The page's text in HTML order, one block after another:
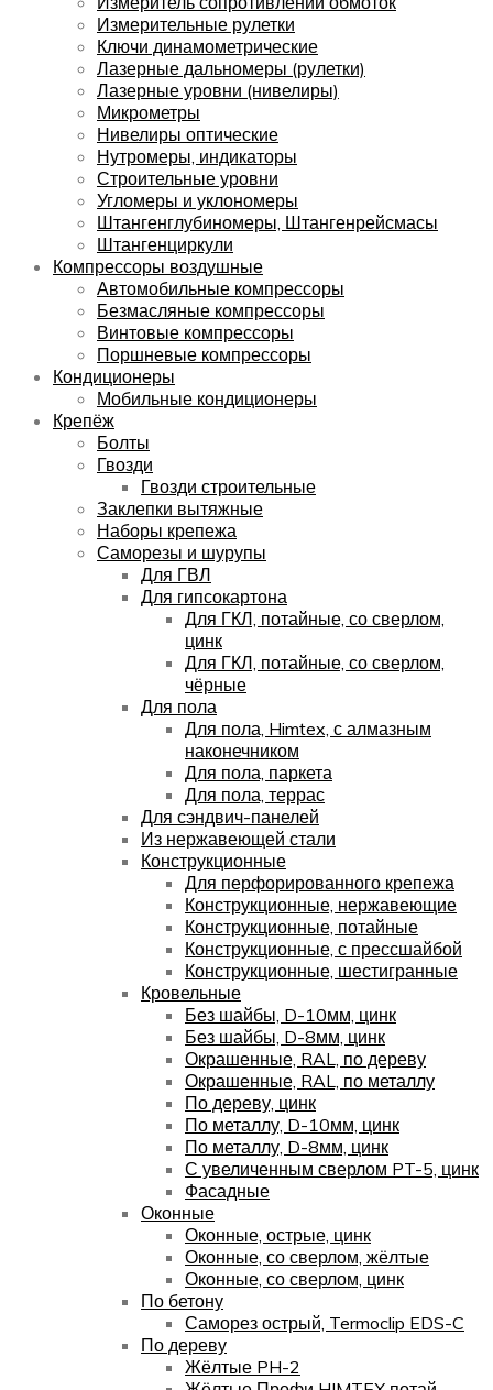
Измерительные рулетки
Ключи динамометрические
Лазерные дальномеры (рулетки)
Лазерные уровни (нивелиры)
Микрометры
Нивелиры оптические
Нутромеры, индикаторы
Строительные уровни
Угломеры и уклономеры
Штангенглубиномеры, Штангенрейсмасы
Штангенциркули
Компрессоры воздушные
Автомобильные компрессоры
Безмасляные компрессоры
Винтовые компрессоры
Поршневые компрессоры
Кондиционеры
Мобильные кондиционеры
Крепёж
Болты
Гвозди
Гвозди строительные
Заклепки вытяжные
Наборы крепежа
Саморезы и шурупы
Для ГВЛ
Для гипсокартона
Для ГКЛ, потайные, со сверлом,
цинк
Для ГКЛ, потайные, со сверлом,
чёрные
Для пола
Для пола, Himtex, с алмазным
наконечником
Для пола, паркета
Для пола, террас
Для сэндвич-панелей
Из нержавеющей стали
Конструкционные
Для перфорированного крепежа
Конструкционные, нержавеющие
Конструкционные, потайные
Конструкционные, с прессшайбой
Конструкционные, шестигранные
Кровельные
Без шайбы, D-10мм, цинк
Без шайбы, D-8мм, цинк
Окрашенные, RAL, по дереву
Окрашенные, RAL, по металлу
По дереву, цинк
По металлу, D-10мм, цинк
По металлу, D-8мм, цинк
С увеличенным сверлом PT-5, цинк
Фасадные
Оконные
Оконные, острые, цинк
Оконные, со сверлом, жёлтые
Оконные, со сверлом, цинк
По бетону
Саморез острый, Termoclip EDS-C
По дереву
Жёлтые PH-2